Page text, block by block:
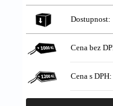
Dostupnost:
Cena bez
Cena s DPH: